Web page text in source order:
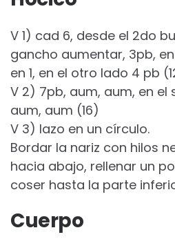
V 1) cad 6, desde el 2do
gancho aumentar, 3pb,
en 1, en el otro lado 4 pb
V 2) 7pb, aum, aum, en el
aum, aum (16)
V 3) lazo en un círculo.
Bordar la nariz con hilos
hacia abajo, rellenar un
coser hasta la parte
Cuerpo